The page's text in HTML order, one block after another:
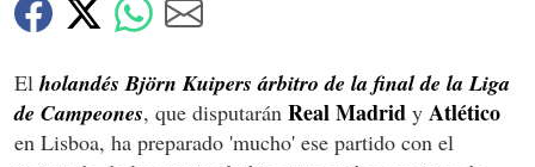
El holandés Björn Kuipers árbitro de la final de la Liga
de Campeones, que disputarán Real Madrid y Atlético
en Lisboa, ha preparado 'mucho' ese partido con el